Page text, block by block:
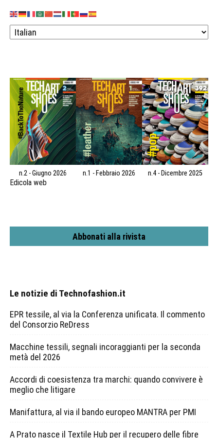
n.2 - Giugno 2026 n.1 - Febbraio 2026 n.4 - Dicembre 2025
Edicola web
Abbonati alla rivista
Le notizie di Technofashion.it
EPR tessile, al via la Conferenza unificata. Il commento
del Consorzio ReDress
Macchine tessili, segnali incoraggianti per la seconda
metà del 2026
Accordi di coesistenza tra marchi: quando convivere è
meglio che litigare
Manifattura, al via il bando europeo MANTRA per PMI
A Prato nasce il Textile Hub per il recupero delle fibre